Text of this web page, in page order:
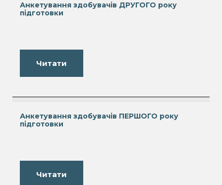
Анкетування здобувачів ДРУГОГО року
підготовки
Читати
Анкетування здобувачів ПЕРШОГО року
підготовки
Читати